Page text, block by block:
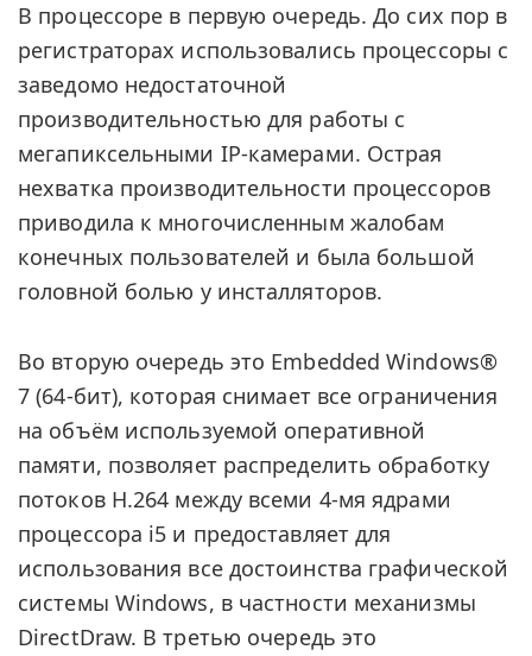
В процессоре в первую очередь. До сих пор в
регистраторах использовались процессоры с
заведомо недостаточной
производительностью для работы с
мегапиксельными IP-камерами. Острая
нехватка производительности процессоров
приводила к многочисленным жалобам
конечных пользователей и была большой
головной болью у инсталляторов.
Во вторую очередь это Embedded Windows®
7 (64-бит), которая снимает все ограничения
на объём используемой оперативной
памяти, позволяет распределить обработку
потоков H.264 между всеми 4-мя ядрами
процессора i5 и предоставляет для
использования все достоинства графической
системы Windows, в частности механизмы
DirectDraw. В третью очередь это